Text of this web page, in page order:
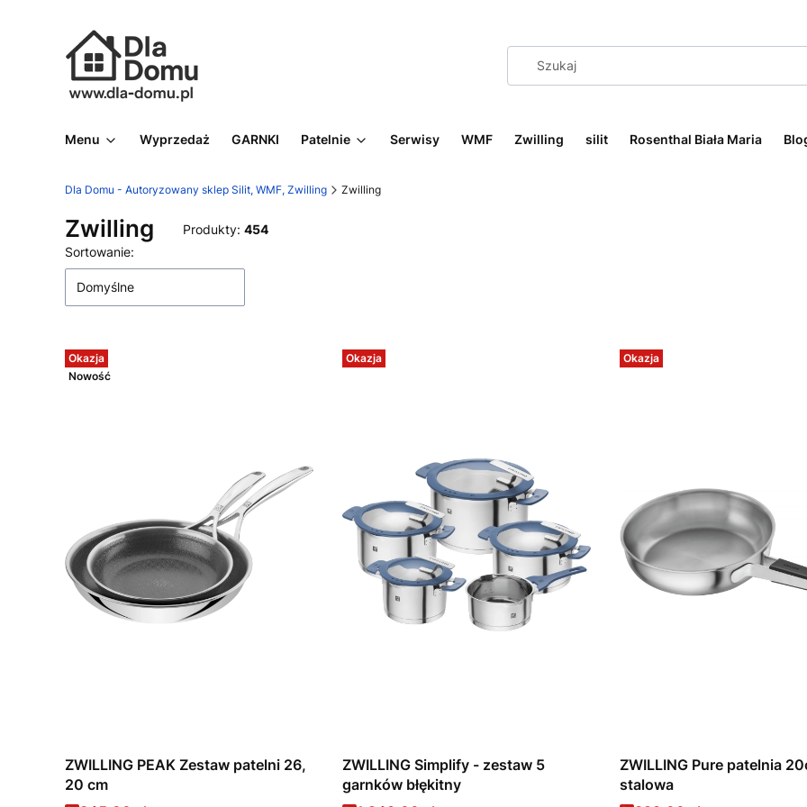
Menu Wyprzedaż GARNKI Patelnie Serwisy WMF Zwilling silit Rosenthal Biała Maria
Dla Domu - Autoryzowany sklep Silit, WMF, Zwilling Zwilling
Zwilling Produkty: 454
Lista produktów
Sortowanie:
Domyślne
Okazja
Nowość
ZWILLING PEAK Zestaw patelni 26,
20 cm
Okazja
ZWILLING Simplify - zestaw 5
garnków błękitny
Okazja
ZWILLING Pure patelnia
stalowa